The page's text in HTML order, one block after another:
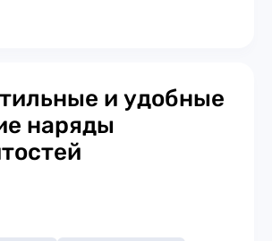
и удобные
наряды